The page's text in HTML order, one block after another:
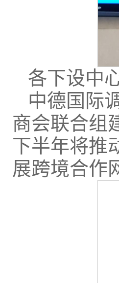
各下设中
中德国际
商会联合组
下半年将推
展跨境合作